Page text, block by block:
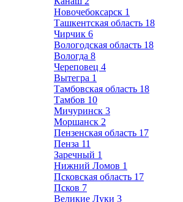
Новочебоксарск 1
Ташкентская область 18
Чирчик 6
Вологодская область 18
Вологда 8
Череповец 4
Вытегра 1
Тамбовская область 18
Тамбов 10
Мичуринск 3
Моршанск 2
Пензенская область 17
Пенза 11
Заречный 1
Нижний Ломов 1
Псковская область 17
Псков 7
Великие Луки 3